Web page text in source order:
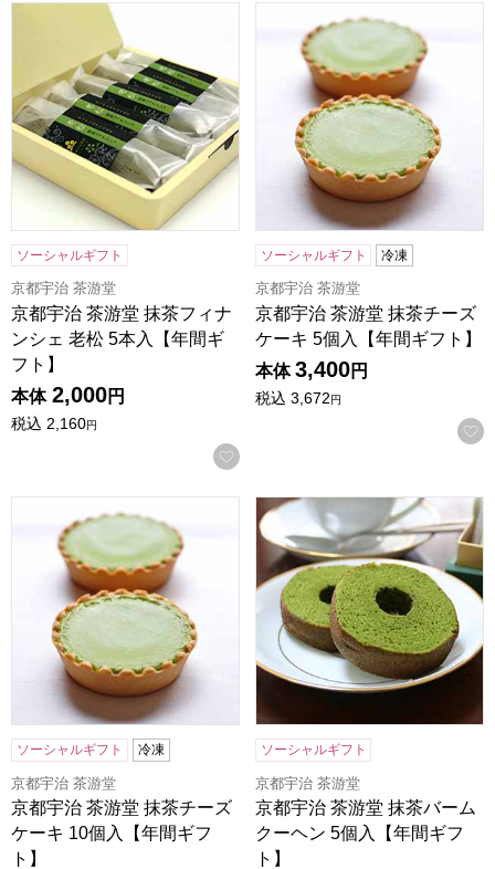
京都宇治 茶游堂 抹茶フィナンシェ 老松 5本入【年間ギフト
ソーシャルギフト
京都宇治 茶游堂
京都宇治 茶游堂 抹茶フィナ
ンシェ 老松 5本入【年間ギ
フト】
本体 2,000円
税込 2,160円
お気に入りに登録する
京都宇治 茶游堂 抹茶チーズ
ソーシャルギフト 冷凍
京都宇治 茶游堂
京都宇治 茶游堂 抹茶チーズ
ケーキ 5個入【年間ギフト】
本体 3,400円
税込 3,672円
京都宇治 茶游堂 抹茶チーズケーキ 10個入【年間ギフト】
ソーシャルギフト 冷凍
京都宇治 茶游堂
京都宇治 茶游堂 抹茶チーズ
ケーキ 10個入【年間ギフ
ト】
京都宇治 茶游堂 抹茶バーム
ソーシャルギフト
京都宇治 茶游堂
京都宇治 茶游堂 抹茶バーム
クーヘン 5個入【年間ギフ
ト】